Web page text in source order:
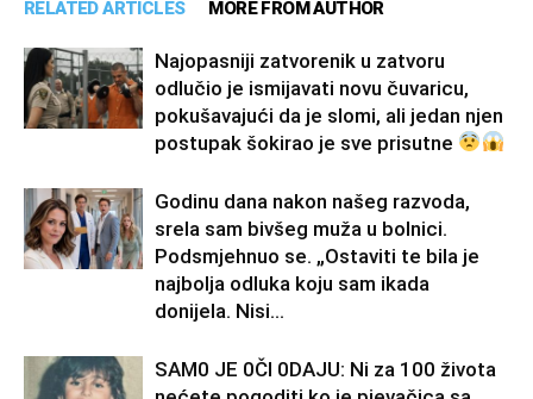
RELATED ARTICLES MORE FROM AUTHOR
Najopasniji zatvorenik u zatvoru
odlučio je ismijavati novu čuvaricu,
pokušavajući da je slomi, ali jedan njen
postupak šokirao je sve prisutne
Godinu dana nakon našeg razvoda,
srela sam bivšeg muža u bolnici.
Podsmjehnuo se. „Ostaviti te bila je
najbolja odluka koju sam ikada
donijela. Nisi...
SAM0 JE 0Čl 0DAJU: Ni za 100 života